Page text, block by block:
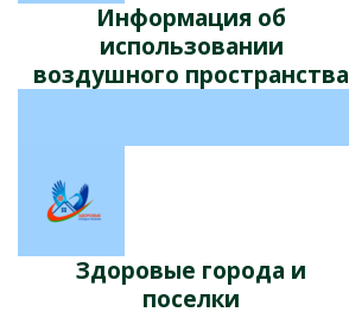
Информация об
использовании
воздушного пространства
Здоровые города и
поселки